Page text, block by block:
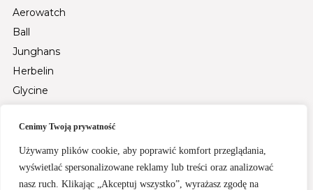
Cenimy Twoją prywatność
Używamy plików cookie, aby poprawić komfort przeglądania,
wyświetlać spersonalizowane reklamy lub treści oraz analizować
nasz ruch. Klikając „Akceptuj wszystko”, wyrażasz zgodę na
Aerowatch
Ball
Junghans
Herbelin
Glycine
Tsar Bomba
Fiyta
Santa Barbara Polo & Racquet Club